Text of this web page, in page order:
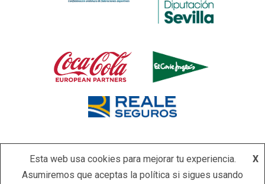
Copyright © Todos los derechos reservados.|Newsever
Esta web usa cookies para mejorar tu experiencia.
Asumiremos que aceptas la política si sigues usando
X